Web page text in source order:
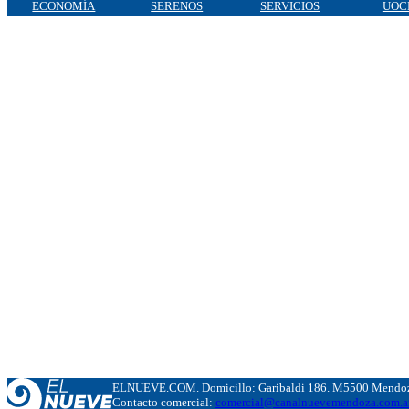
ECONOMÍA SERENOS SERVICIOS
ELNUEVE.COM. Domicillo: Garibaldi 186. M5500
Contacto comercial: